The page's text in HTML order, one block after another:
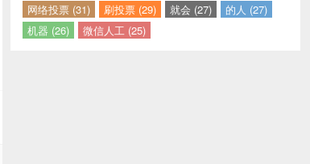
网络投票 (31)
刷投票 (29) 就会 (27)
的人 (27)
机器 (26)
微信人工 (25)